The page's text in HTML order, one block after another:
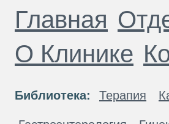
Главная
О Клинике
Библиотека: Терапия